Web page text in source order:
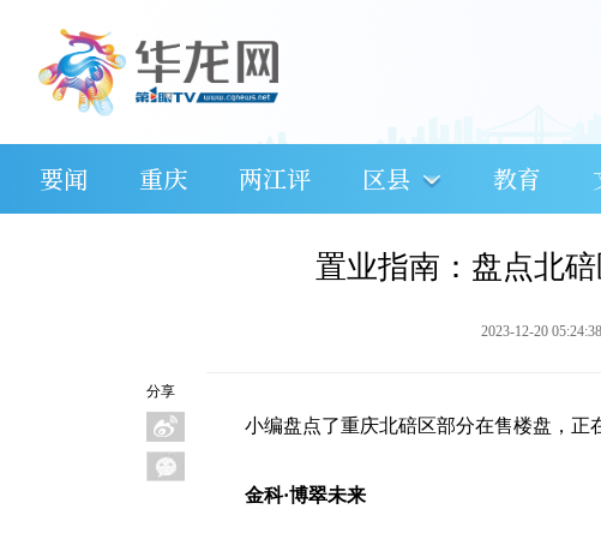
要闻 重庆 两江评 区县 教育
分享
置业指南：盘点北
2023-12-20 05:24:38
小编盘点了重庆北碚区部分在售楼盘，正
金科·博翠未来